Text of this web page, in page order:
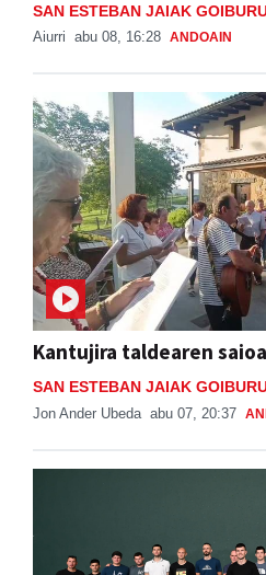
SAN ESTEBAN JAIAK
Aiurri abu 08, 16:28 ANDOAIN
Kantujira taldearen
SAN ESTEBAN JAIAK
Jon Ander Ubeda abu 07, 20:37